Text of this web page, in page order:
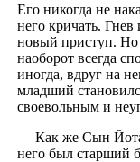
Его никогда не
него кричать.
новый приступ.
наоборот всегда
иногда, вдруг на
младший
своевольным и
— Как же Сын Йота
него был старший